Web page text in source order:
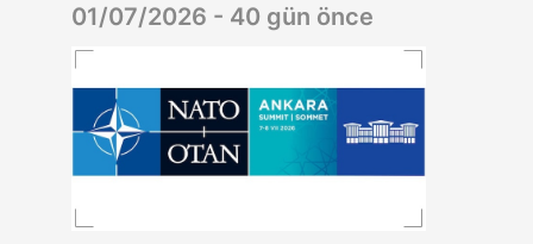
01/07/2026 - 40 gün önce